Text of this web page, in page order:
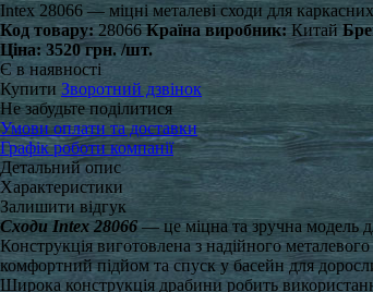
Intex 28066 — міцні металеві сходи для
Код товару: 28066 Країна виробник: Китай
Ціна: 3520 грн. /шт.
Є в наявності
Купити Зворотний дзвінок
Не забудьте поділитися
Умови оплати та доставки
Графік роботи компанії
Детальний опис
Характеристики
Залишити відгук
Сходи Intex 28066 — це міцна та зручна модель
Конструкція виготовлена з надійного
комфортний підйом та спуск у басейн для
Широка конструкція драбини робить